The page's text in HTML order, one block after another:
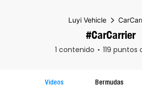
Luyi Vehicle
#CarCarrier
1 contenido 119 puntos
Videos Bermudas